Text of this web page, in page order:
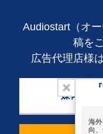
Audiostart（オ
稿を
広告代理店様
媒体資料
海
向